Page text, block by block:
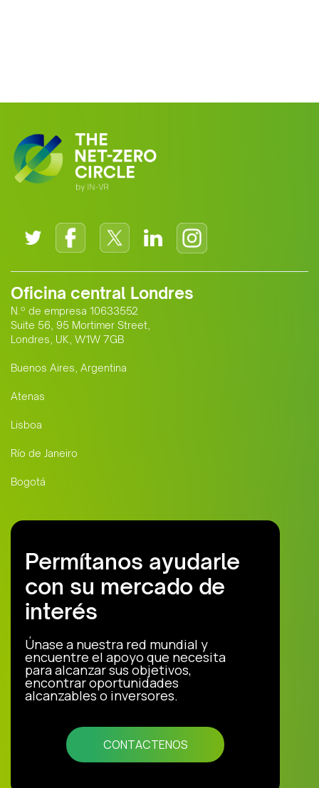
Oficina central Londres
N.º de empresa 10633552
Suite 56, 95 Mortimer Street,
Londres, UK, W1W 7GB
Buenos Aires, Argentina
Atenas
Lisboa
Río de Janeiro
Bogotá
Permítanos ayudarle
con su mercado de
interés
Únase a nuestra red mundial y
encuentre el apoyo que necesita
para alcanzar sus objetivos,
encontrar oportunidades
alcanzables o inversores.
CONTACTENOS